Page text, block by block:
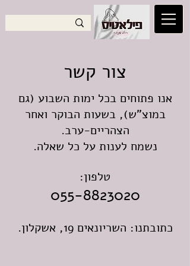
צור קשר
אנו פתוחים בכל ימות השבוע (גם
במוצ"ש), בשעות הבוקר ואחר
הצהריים-ערב.
נשמח לענות על כל שאלה.
טלפון:
055-8823020
כתובתנו: השריונאים 19, אשקלון.